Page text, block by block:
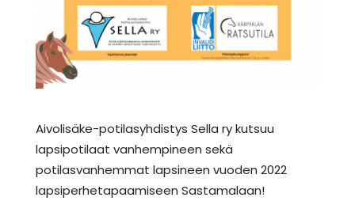
Aivolisäke-potilasyhdistys Sella ry kutsuu
lapsipotilaat vanhempineen sekä
potilasvanhemmat lapsineen vuoden 2022
lapsiperhetapaamiseen Sastamalaan!